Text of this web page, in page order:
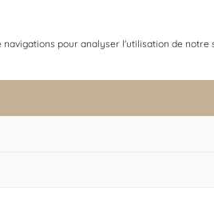
navigations pour analyser l'utilisation de